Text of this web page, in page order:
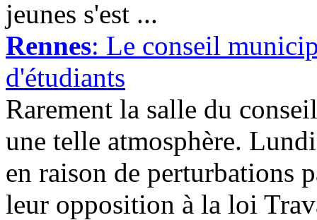
jeunes s'est ...
Rennes: Le conseil
d'étudiants
Rarement la salle du
une telle atmosphère.
en raison de perturbations
leur opposition à la loi